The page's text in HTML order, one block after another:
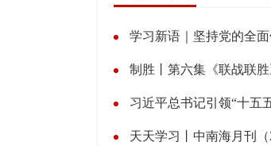
学习新语｜坚持党的全
制胜丨第六集《联战联胜
习近平总书记引领“十五
天天学习丨中南海月刊（